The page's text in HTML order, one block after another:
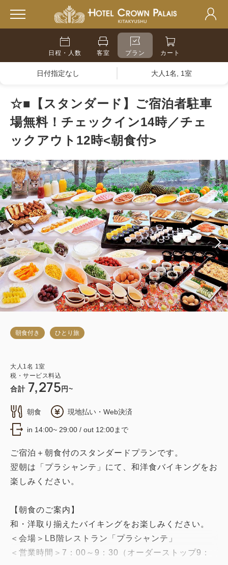
日程・人数 客室 プラン カート
日付指定なし 大人1名, 1室
☆■【スタンダード】ご宿泊者駐車
場無料！チェックイン14時／チェ
ックアウト12時<朝食付>
朝食付き ひとり旅
大人 1名 1室
税・サービス料込
合計 7,275 円~
朝食 現地払い・Web決済
in 14:00~ 29:00 / out 12:00まで
ご宿泊＋朝食付のスタンダードプランです。
翌朝は「プラシャンテ」にて、和洋食バイキングをお
楽しみください。
【朝食のご案内】
和・洋取り揃えたバイキングをお楽しみください。
＜会場＞LB階レストラン「プラシャンテ」
＜営業時間＞7：00～9：30（オーダーストップ9：